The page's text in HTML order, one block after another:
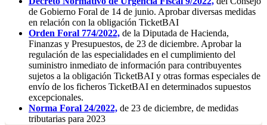
de Gobierno Foral de 14 de junio. Aprobar diversas medidas
en relación con la obligación TicketBAI
Orden Foral 774/2022, de la Diputada de Hacienda,
Finanzas y Presupuestos, de 23 de diciembre. Aprobar la
regulación de las especialidades en el cumplimiento del
suministro inmediato de información para contribuyentes
sujetos a la obligación TicketBAI y otras formas especiales de
envío de los ficheros TicketBAI en determinados supuestos
excepcionales.
Norma Foral 24/2022, de 23 de diciembre, de medidas
tributarias para 2023